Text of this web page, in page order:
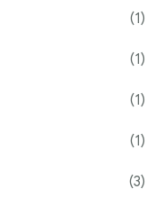
(1)
(1)
(1)
(1)
(3)